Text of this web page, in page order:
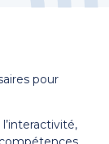
pour